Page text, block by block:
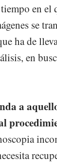
en
se
ha de
en
a